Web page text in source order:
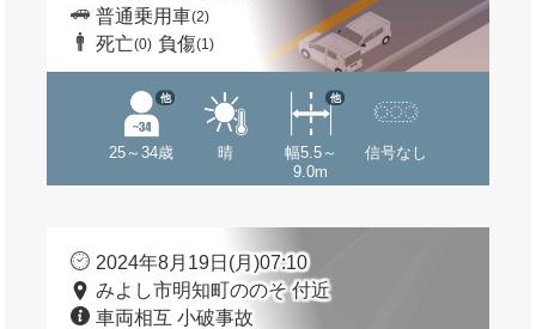
普通乗用車(2)
死亡(0) 負傷(1)
25～34歳
他
晴
幅5.5～
9.0m
他
信号なし
2024年8月19日(月)07:10
みよし市明知町ののそ 付近
車両相互 小破事故